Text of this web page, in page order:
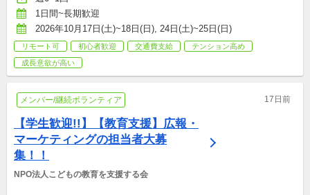
1日間~長期歓迎
2026年10月17日(土)~18日(日), 24日(土)~25日(日)
リモート可 初心者歓迎 交通費支給
テンション高め
成長意欲が高い
メンバー/継続ボランティア 17日前
【学生歓迎!!】【教育支援】広報・
マーケティングの担当者大募
集！！
NPO法人こどもの教育を支援する会